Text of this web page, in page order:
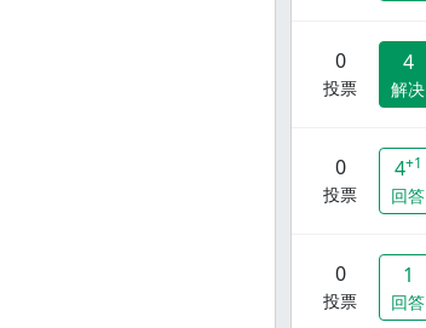
0
投票
4
解决
0
投票
4+1
回答
0
投票
1
回答